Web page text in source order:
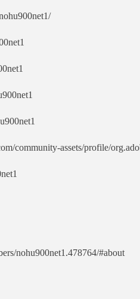
community-assets/profile/
nohu900net1.478764/#about